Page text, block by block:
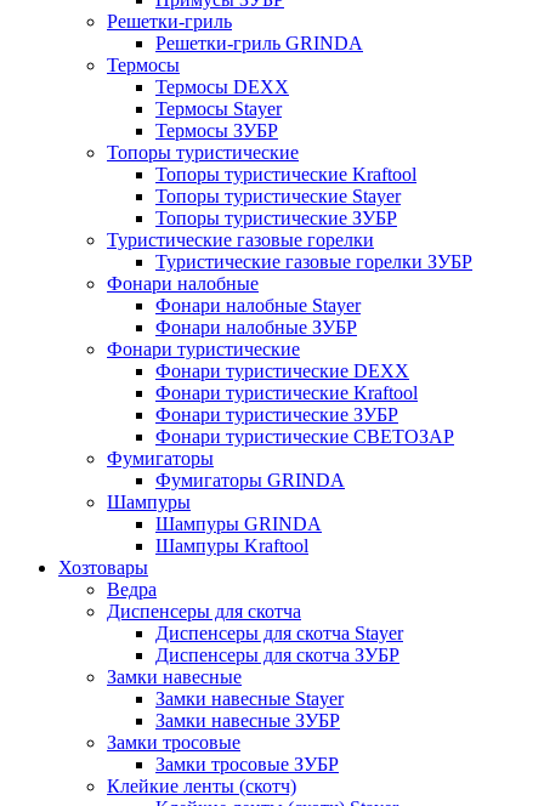
Решетки-гриль
Решетки-гриль GRINDA
Термосы
Термосы DEXX
Термосы Stayer
Термосы ЗУБР
Топоры туристические
Топоры туристические Kraftool
Топоры туристические Stayer
Топоры туристические ЗУБР
Туристические газовые горелки
Туристические газовые горелки ЗУБР
Фонари налобные
Фонари налобные Stayer
Фонари налобные ЗУБР
Фонари туристические
Фонари туристические DEXX
Фонари туристические Kraftool
Фонари туристические ЗУБР
Фонари туристические СВЕТОЗАР
Фумигаторы
Фумигаторы GRINDA
Шампуры
Шампуры GRINDA
Шампуры Kraftool
Хозтовары
Ведра
Диспенсеры для скотча
Диспенсеры для скотча Stayer
Диспенсеры для скотча ЗУБР
Замки навесные
Замки навесные Stayer
Замки навесные ЗУБР
Замки тросовые
Замки тросовые ЗУБР
Клейкие ленты (скотч)